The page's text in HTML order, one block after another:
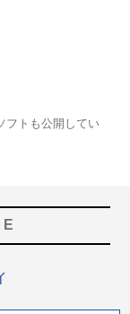
フトも公開してい